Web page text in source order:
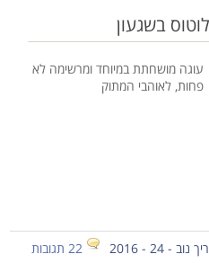
בשגעון
עוגה מושחתת במיוחד ומרשימה לא
פחות, לאוהבי המתוק
- 24 - 2016
22 תגובות